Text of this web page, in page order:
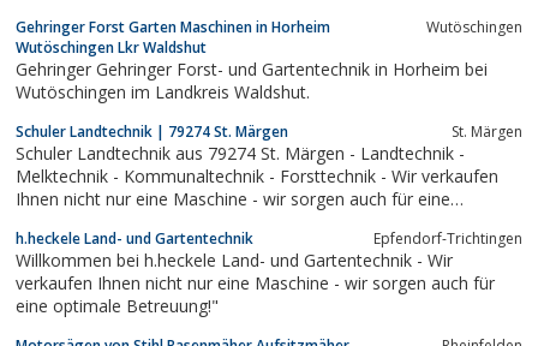
Gehringer Forst Garten Maschinen in Horheim
Wutöschingen Lkr Waldshut
Wutöschingen
Gehringer Gehringer Forst- und Gartentechnik in Horheim bei
Wutöschingen im Landkreis Waldshut.
Schuler Landtechnik | 79274 St. Märgen St. Märgen
Schuler Landtechnik aus 79274 St. Märgen - Landtechnik -
Melktechnik - Kommunaltechnik - Forsttechnik - Wir verkaufen
Ihnen nicht nur eine Maschine - wir sorgen auch für eine
h.heckele Land- und Gartentechnik Epfendorf-Trichtingen
Willkommen bei h.heckele Land- und Gartentechnik - Wir
verkaufen Ihnen nicht nur eine Maschine - wir sorgen auch für
eine optimale Betreuung!"